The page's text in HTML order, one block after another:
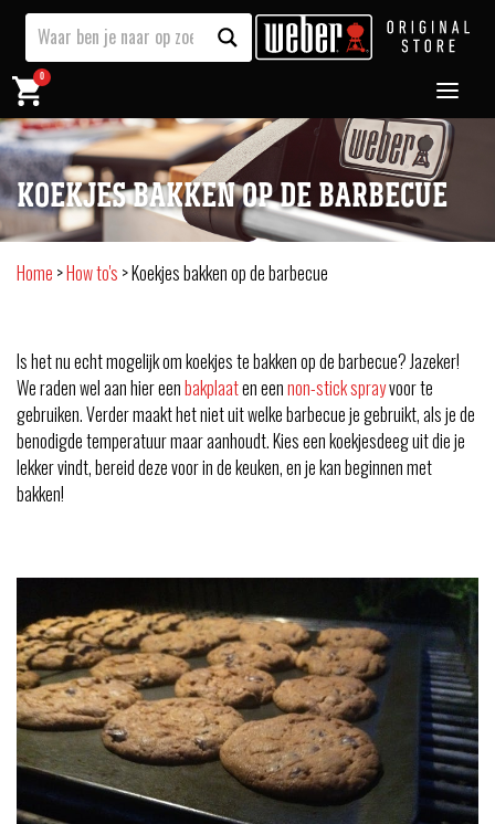
0
KOEKJES BAKKEN OP DE BARBECUE
Home >How to's >Koekjes bakken op de barbecue
Is het nu echt mogelijk om koekjes te bakken op de barbecue? Jazeker!
We raden wel aan hier eenbakplaaten eennon-stick sprayvoor te
gebruiken. Verder maakt het niet uit welke barbecue je gebruikt, als je de
benodigde temperatuur maar aanhoudt. Kies een koekjesdeeg uit die je
lekker vindt, bereid deze voor in de keuken, en je kan beginnen met
bakken!